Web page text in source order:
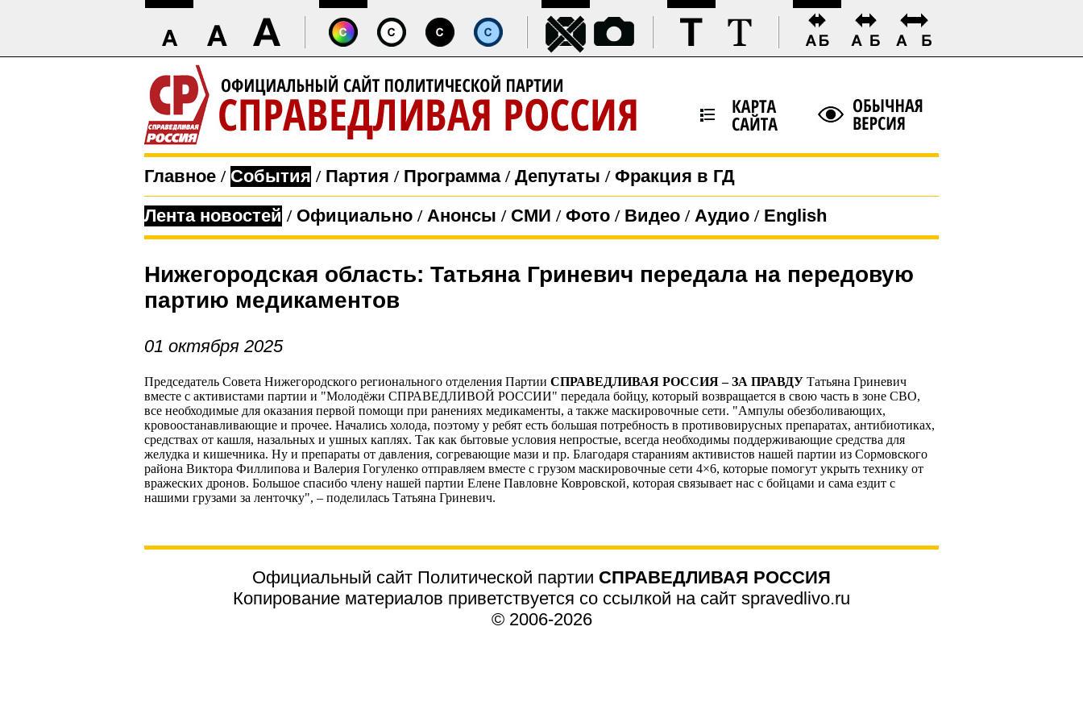
Главное / События / Партия / Программа/ Депутаты / Фракция в ГД
Лента новостей / Официально / Анонсы / СМИ / Фото / Видео / Аудио / English
Нижегородская область: Татьяна Гриневич передала на передовую
партию медикаментов
01 октября 2025
Председатель Совета Нижегородского регионального отделения Партии СПРАВЕДЛИВАЯ РОССИЯ – ЗА ПРАВДУ Татьяна Гриневич
вместе с активистами партии и "Молодёжи СПРАВЕДЛИВОЙ РОССИИ" передала бойцу, который возвращается в свою часть в зоне СВО,
все необходимые для оказания первой помощи при ранениях медикаменты, а также маскировочные сети. "Ампулы обезболивающих,
кровоостанавливающие и прочее. Начались холода, поэтому у ребят есть большая потребность в противовирусных препаратах, антибиотиках,
средствах от кашля, назальных и ушных каплях. Так как бытовые условия непростые, всегда необходимы поддерживающие средства для
желудка и кишечника. Ну и препараты от давления, согревающие мази и пр. Благодаря стараниям активистов нашей партии из Сормовского
района Виктора Филлипова и Валерия Гогуленко отправляем вместе с грузом маскировочные сети 4×6, которые помогут укрыть технику от
вражеских дронов. Большое спасибо члену нашей партии Елене Павловне Ковровской, которая связывает нас с бойцами и сама ездит с
нашими грузами за ленточку", – поделилась Татьяна Гриневич.
Официальный сайт Политической партии СПРАВЕДЛИВАЯ РОССИЯ
Копирование материалов приветствуется со ссылкой на сайт spravedlivo.ru
© 2006-2026